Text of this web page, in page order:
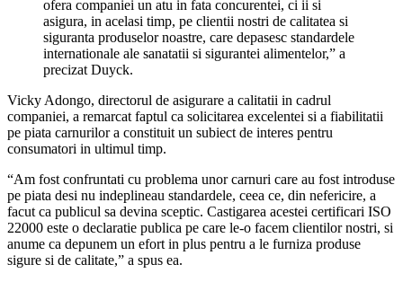
ofera companiei un atu in fata concurentei, ci ii si
asigura, in acelasi timp, pe clientii nostri de calitatea si
siguranta produselor noastre, care depasesc standardele
internationale ale sanatatii si sigurantei alimentelor,” a
precizat Duyck.
Vicky Adongo, directorul de asigurare a calitatii in cadrul
companiei, a remarcat faptul ca solicitarea excelentei si a fiabilitatii
pe piata carnurilor a constituit un subiect de interes pentru
consumatori in ultimul timp.
“Am fost confruntati cu problema unor carnuri care au fost introduse
pe piata desi nu indeplineau standardele, ceea ce, din nefericire, a
facut ca publicul sa devina sceptic. Castigarea acestei certificari ISO
22000 este o declaratie publica pe care le-o facem clientilor nostri, si
anume ca depunem un efort in plus pentru a le furniza produse
sigure si de calitate,” a spus ea.